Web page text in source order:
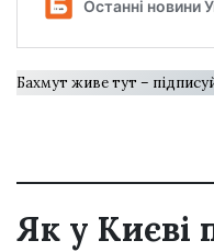
Бахмут живе тут –
Як у Києві